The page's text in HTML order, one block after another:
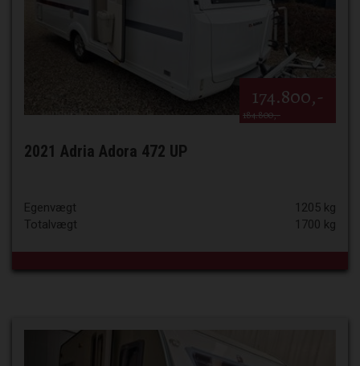
174.800,-
184.800,-
2021 Adria Adora 472 UP
Egenvægt
1205 kg
Totalvægt
1700 kg